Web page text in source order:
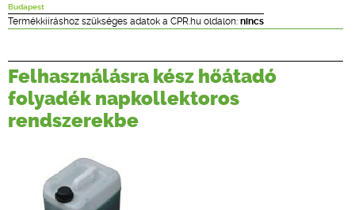
ÉPÍTÉSI JOG
ONLINE KÉPZÉSEK
TERVEZÉSI SEGÉDLETEK
Budapest
Termékkiíráshoz szükséges adatok a CPR.hu oldalon: nincs
Felhasználásra kész hőátadó
folyadék napkollektoros
rendszerekbe